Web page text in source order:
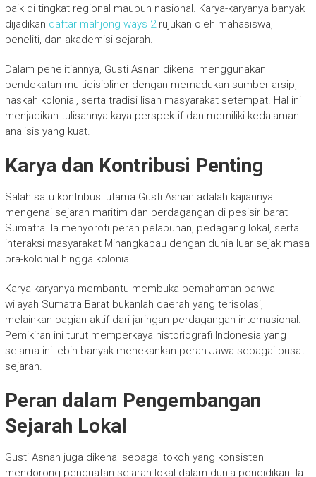
baik di tingkat regional maupun nasional. Karya-karyanya banyak
dijadikan daftar mahjong ways 2rujukan oleh mahasiswa,
peneliti, dan akademisi sejarah.
Dalam penelitiannya, Gusti Asnan dikenal menggunakan
pendekatan multidisipliner dengan memadukan sumber arsip,
naskah kolonial, serta tradisi lisan masyarakat setempat. Hal ini
menjadikan tulisannya kaya perspektif dan memiliki kedalaman
analisis yang kuat.
Karya dan Kontribusi Penting
Salah satu kontribusi utama Gusti Asnan adalah kajiannya
mengenai sejarah maritim dan perdagangan di pesisir barat
Sumatra. Ia menyoroti peran pelabuhan, pedagang lokal, serta
interaksi masyarakat Minangkabau dengan dunia luar sejak masa
pra-kolonial hingga kolonial.
Karya-karyanya membantu membuka pemahaman bahwa
wilayah Sumatra Barat bukanlah daerah yang terisolasi,
melainkan bagian aktif dari jaringan perdagangan internasional.
Pemikiran ini turut memperkaya historiografi Indonesia yang
selama ini lebih banyak menekankan peran Jawa sebagai pusat
sejarah.
Peran dalam Pengembangan
Sejarah Lokal
Gusti Asnan juga dikenal sebagai tokoh yang konsisten
mendorong penguatan sejarah lokal dalam dunia pendidikan. Ia